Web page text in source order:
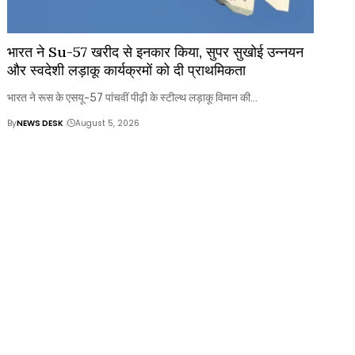
भारत ने Su-57 खरीद से इनकार किया, सुपर सुखोई उन्नयन
और स्वदेशी लड़ाकू कार्यक्रमों को दी प्राथमिकता
भारत ने रूस के एसयू-57 पांचवीं पीढ़ी के स्टील्थ लड़ाकू विमान की…
ByNEWS DESK August 5, 2026